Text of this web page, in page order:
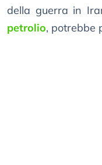
della guerra in
petrolio, potrebbe